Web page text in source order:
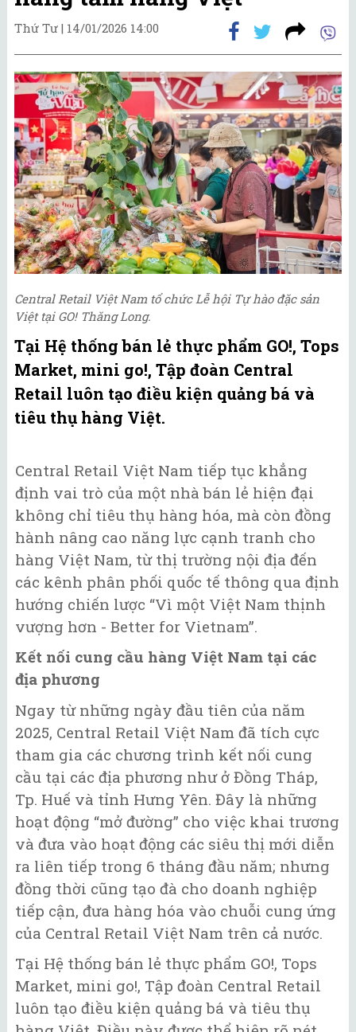
Thứ Tư | 14/01/2026 14:00
Central Retail Việt Nam tổ chức Lễ hội Tự hào đặc sản
Việt tại GO! Thăng Long.
Tại Hệ thống bán lẻ thực phẩm GO!, Tops
Market, mini go!, Tập đoàn Central
Retail luôn tạo điều kiện quảng bá và
tiêu thụ hàng Việt.
Central Retail Việt Nam tiếp tục khẳng
định vai trò của một nhà bán lẻ hiện đại
không chỉ tiêu thụ hàng hóa, mà còn đồng
hành nâng cao năng lực cạnh tranh cho
hàng Việt Nam, từ thị trường nội địa đến
các kênh phân phối quốc tế thông qua định
hướng chiến lược “Vì một Việt Nam thịnh
vượng hơn - Better for Vietnam”.
Kết nối cung cầu hàng Việt Nam tại các
địa phương
Ngay từ những ngày đầu tiên của năm
2025, Central Retail Việt Nam đã tích cực
tham gia các chương trình kết nối cung
cầu tại các địa phương như ở Đồng Tháp,
Tp. Huế và tỉnh Hưng Yên. Đây là những
hoạt động “mở đường” cho việc khai trương
và đưa vào hoạt động các siêu thị mới diễn
ra liên tiếp trong 6 tháng đầu năm; nhưng
đồng thời cũng tạo đà cho doanh nghiệp
tiếp cận, đưa hàng hóa vào chuỗi cung ứng
của Central Retail Việt Nam trên cả nước.
Tại Hệ thống bán lẻ thực phẩm GO!, Tops
Market, mini go!, Tập đoàn Central Retail
luôn tạo điều kiện quảng bá và tiêu thụ